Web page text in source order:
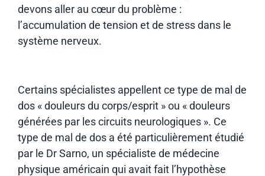
devons aller au cœur du problème :
l’accumulation de tension et de stress dans le
système nerveux.
Certains spécialistes appellent ce type de mal de
dos « douleurs du corps/esprit » ou « douleurs
générées par les circuits neurologiques ». Ce
type de mal de dos a été particulièrement étudié
par le Dr Sarno, un spécialiste de médecine
physique américain qui avait fait l’hypothèse